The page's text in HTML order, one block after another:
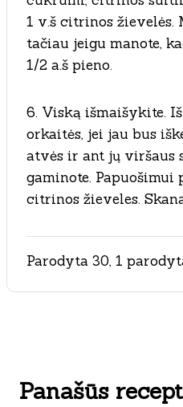
1 v.š citrinos žievelės.
tačiau jeigu manote,
1/2 a.š pieno.
6. Viską išmaišykite.
orkaitės, jei jau bus
atvės ir ant jų viršaus
gaminote.
citrinos žieveles.
Parodyta 30, 1
Panašūs